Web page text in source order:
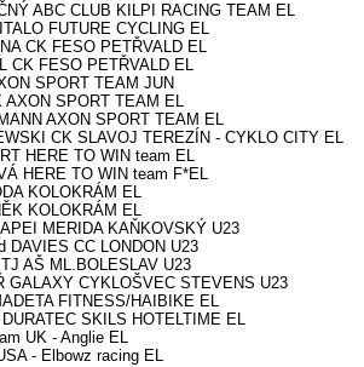
ABC CLUB KILPI RACING TEAM EL
FUTURE CYCLING EL
CK FESO PETŘVALD EL
CK FESO PETŘVALD EL
SPORT TEAM JUN
AXON SPORT TEAM EL
AXON SPORT TEAM EL
CK SLAVOJ TEREZÍN - CYKLO CITY EL
HERE TO WIN team EL
HERE TO WIN team F*EL
KOLOKRÁM EL
KOLOKRÁM EL
MERIDA KAŇKOVSKÝ U23
DAVIES CC LONDON U23
AŠ ML.BOLESLAV U23
GALAXY CYKLOŠVEC STEVENS U23
FITNESS/HAIBIKE EL
SKILS HOTELTIME EL
UK - Anglie EL
- Elbowz racing EL